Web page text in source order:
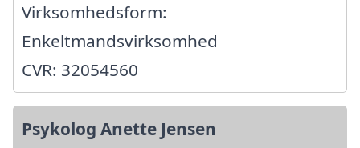
Virksomhedsform:
Enkeltmandsvirksomhed
CVR: 32054560
Psykolog Anette Jensen